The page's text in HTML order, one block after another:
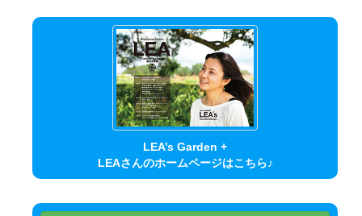
LEA’s Garden +
LEAさんのホームページはこちら♪